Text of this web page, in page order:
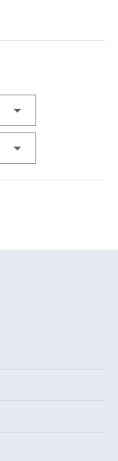
arrow_drop_down
arrow_drop_down